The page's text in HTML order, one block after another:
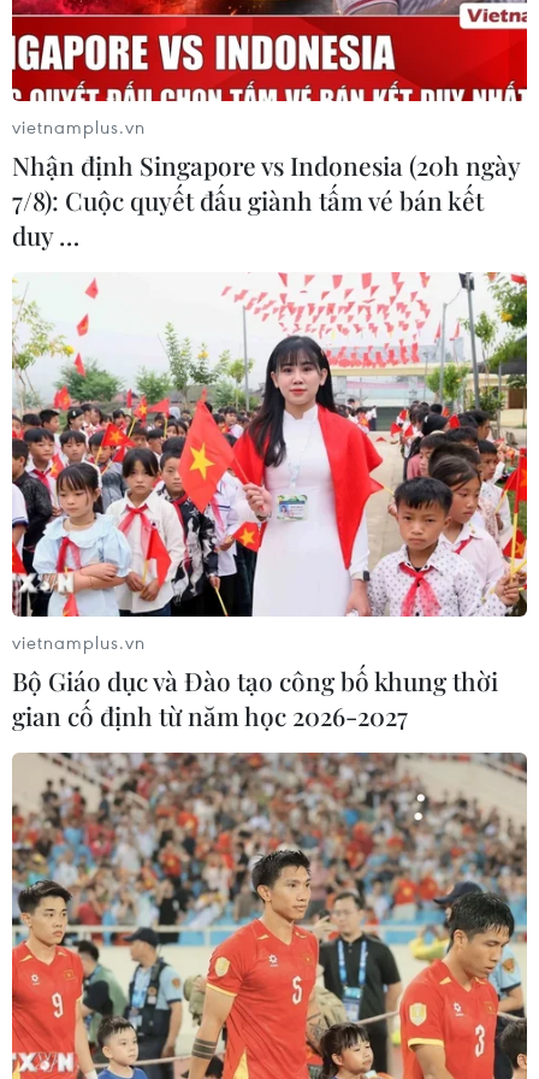
chuyên nghiệp./.
(TTXVN/Vietnam+)
#Hợp tác Hành lang Kinh tế
#Vân Nam
#kết nối thương mại
#liên minh kích cầu
TP. Hà Nội
TP. Hải Phòng
Lào Cai
Quảng Ninh
Theo dõi VietnamPlus
QUAN HỆ VIỆT NAM-TRUNG QUỐC
Doanh nghiệp Trung Quốc đánh giá cao triển
vọng hợp tác cơ giới hóa nông nghiệp với Việt
Nam
Tháo gỡ điểm nghẽn, mở rộng cửa cho trái cây
vietnamplus.vn
Nhận định Singapore vs Indonesia (20h ngày
7/8): Cuộc quyết đấu giành tấm vé bán kết
duy …
vietnamplus.vn
Bộ Giáo dục và Đào tạo công bố khung thời
gian cố định từ năm học 2026-2027